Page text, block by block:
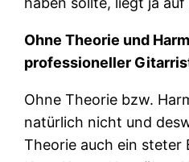
Ohne Theorie und
professioneller
Ohne Theorie bzw.
natürlich nicht und
Theorie auch ein steter